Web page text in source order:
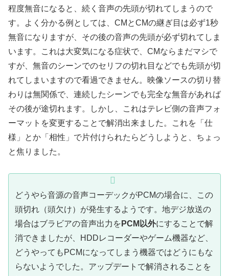
程度無音になると、続く音声の先頭が切れてしまうので
す。よく分かる例としては、CMとCMの継ぎ目は必ず1秒
無音になりますが、その後の音声の先頭が必ず切れてしま
います。これは大変気になる症状で、CMならまだマシで
すが、無音のシーンでのセリフの切れ目などでも先頭が切
れてしまいますので看過できません。映像ソースの切り替
わりは無関係で、連続したシーンでも完全な無音があれば
その後が途切れます。しかし、これはテレビ側の音声フォ
ーマットを変更することで解消出来ました。これを「仕
様」とか「相性」で片付けられたらどうしようと、ちょっ
と焦りました。
どうやら音源の音声コーデックがPCMの場合に、この
頭切れ（頭欠け）が発生するようです。地デジ放送の
場合はブラビアの音声出力を PCM以外にすることで解
消できましたが、HDDレコーダーやゲーム機器など、
どうやってもPCMになってしまう機器ではどうにもな
らないようでした。アップデートで解消されることを